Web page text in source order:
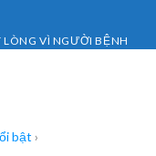
VÌ NGƯỜI BỆNH
bật ›